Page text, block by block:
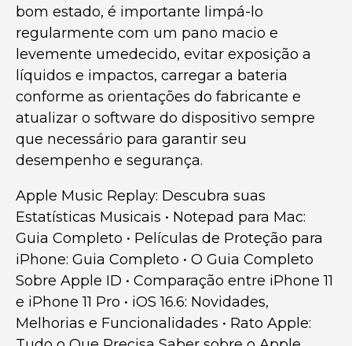
bom estado, é importante limpá-lo
regularmente com um pano macio e
levemente umedecido, evitar exposição a
líquidos e impactos, carregar a bateria
conforme as orientações do fabricante e
atualizar o software do dispositivo sempre
que necessário para garantir seu
desempenho e segurança.
Apple Music Replay: Descubra suas
Estatísticas Musicais • Notepad para Mac:
Guia Completo • Películas de Proteção para
iPhone: Guia Completo • O Guia Completo
Sobre Apple ID • Comparação entre iPhone 11
e iPhone 11 Pro • iOS 16.6: Novidades,
Melhorias e Funcionalidades • Rato Apple: